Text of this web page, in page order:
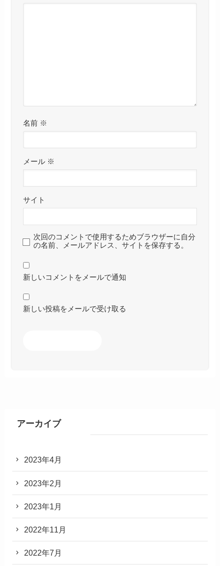
名前 ※
メール ※
サイト
次回のコメントで使用するためブラウザーに自分
の名前、メールアドレス、サイトを保存する。
新しいコメントをメールで通知
新しい投稿をメールで受け取る
アーカイブ
2023年4月
2023年2月
2023年1月
2022年11月
2022年7月